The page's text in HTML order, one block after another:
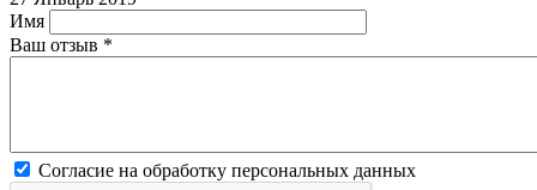
Имя
Ваш отзыв *
Согласие на обработку персональных данных